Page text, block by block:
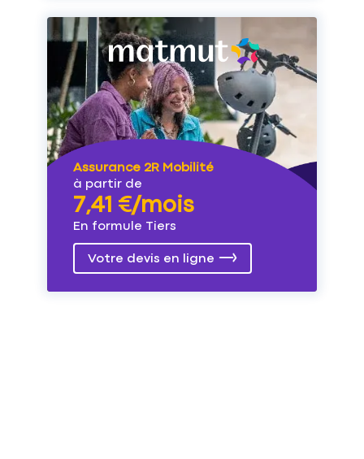
Assurance 2R Mobilité
à partir de
7,41 €/mois
En formule Tiers
Votre devis en ligne